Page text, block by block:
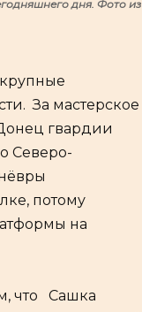
дня. Фото из
За мастерское
гвардии
Северо-
потому
на
что Сашка